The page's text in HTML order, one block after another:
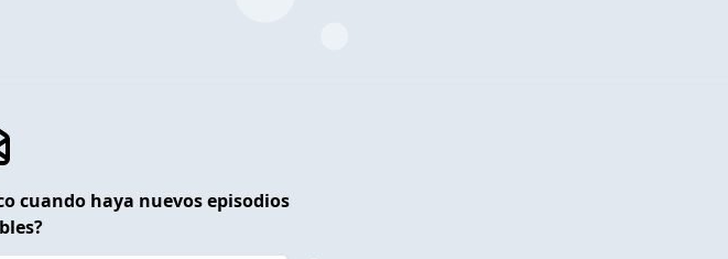
cuando haya nuevos episodios